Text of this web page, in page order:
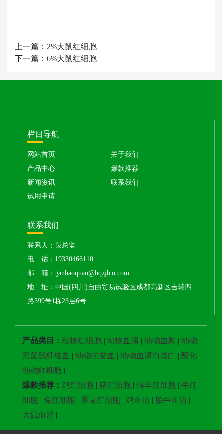
上一篇： 2%大鼠红细胞
下一篇： 6%大鼠红细胞
栏目导航
网站首页
关于我们
产品中心
爆款推荐
新闻资讯
联系我们
试用申请
联系我们
联系人：泉总监
电 话：19330466110
邮 箱：ganhaoquan@hqzjbio.com
地 址：中国(四川)自由贸易试验区成都高新区吉瑞四
路399号1栋23层6号
产品类目： 动物红细胞 | 动物血清 | 动物血浆 | 动物
无菌脱纤维血 | 动物抗凝血 | 动物血清白蛋白 | 醛化
动物红细胞 |
爆款推荐： 鸡红细胞 | 猪红细胞 | 绵羊红细胞 | 牛红
细胞 | 兔红细胞 | 豚鼠红细胞 | 鸡血清 | 胎牛血清 |
大鼠血清 |